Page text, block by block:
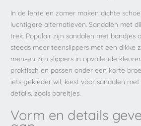
In de lente en zomer maken dichte
luchtigere alternatieven. Sandalen met
trek. Populair zijn sandalen met bandjes
steeds meer teenslippers met een dikke
mensen zijn slippers in opvallende
praktisch en passen onder een korte
iets gekleder wil, kiest voor sandalen
details, zoals pareltjes.
Vorm en details